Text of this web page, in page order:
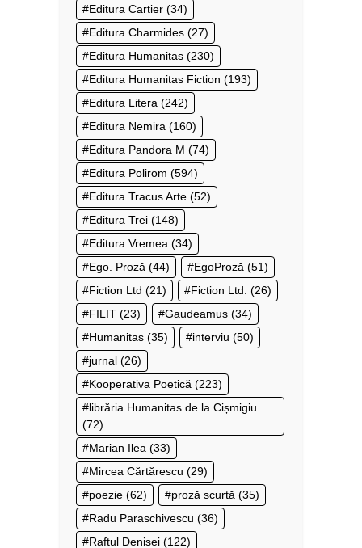
Editura Cartier (34)
Editura Charmides (27)
Editura Humanitas (230)
Editura Humanitas Fiction (193)
Editura Litera (242)
Editura Nemira (160)
Editura Pandora M (74)
Editura Polirom (594)
Editura Tracus Arte (52)
Editura Trei (148)
Editura Vremea (34)
Ego. Proză (44) EgoProză (51)
Fiction Ltd (21) Fiction Ltd. (26)
FILIT (23) Gaudeamus (34)
Humanitas (35) interviu (50)
jurnal (26)
Kooperativa Poetică (223)
librăria Humanitas de la Cișmigiu
(72)
Marian Ilea (33)
Mircea Cărtărescu (29)
poezie (62) proză scurtă (35)
Radu Paraschivescu (36)
Raftul Denisei (122)